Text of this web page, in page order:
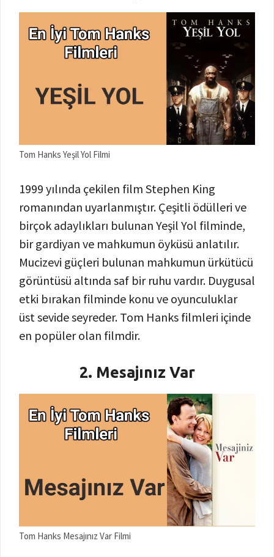
Tom Hanks Yeşil Yol Filmi
1999 yılında çekilen film Stephen King
romanından uyarlanmıştır. Çeşitli ödülleri ve
birçok adaylıkları bulunan Yeşil Yol filminde,
bir gardiyan ve mahkumun öyküsü anlatılır.
Mucizevi güçleri bulunan mahkumun ürkütücü
görüntüsü altında saf bir ruhu vardır. Duygusal
etki bırakan filminde konu ve oyunculuklar
üst sevide seyreder. Tom Hanks filmleri içinde
en popüler olan filmdir.
2. Mesajınız Var
Tom Hanks Mesajınız Var Filmi